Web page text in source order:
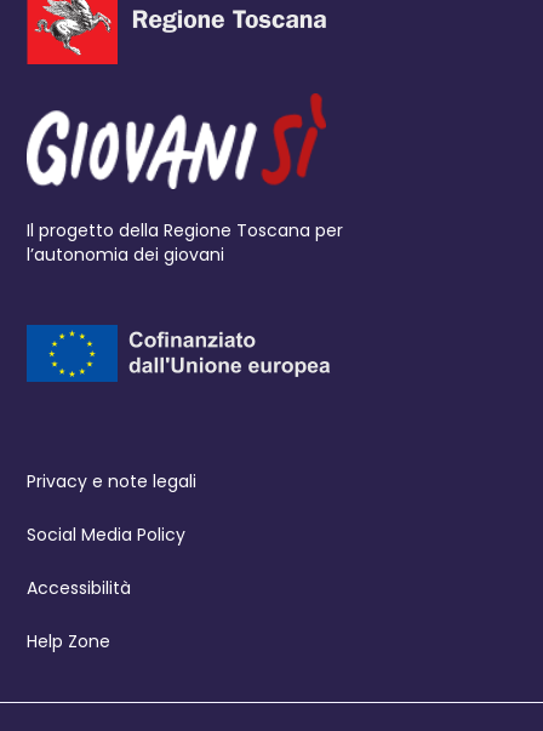
Il progetto della Regione Toscana per
l’autonomia dei giovani
Privacy e note legali
Social Media Policy
Accessibilità
Help Zone